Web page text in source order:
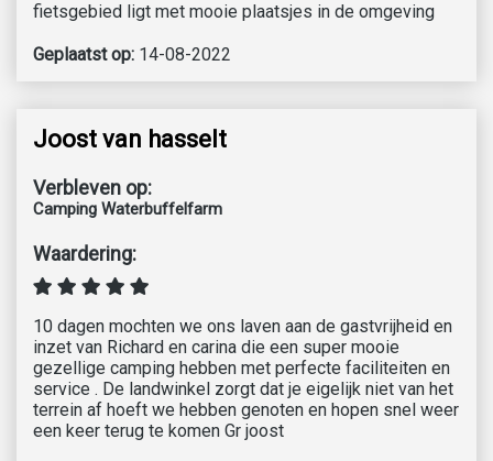
fietsgebied ligt met mooie plaatsjes in de omgeving
Geplaatst op: 14-08-2022
Joost van hasselt
Verbleven op:
Camping Waterbuffelfarm
Waardering:
10 dagen mochten we ons laven aan de gastvrijheid en
inzet van Richard en carina die een super mooie
gezellige camping hebben met perfecte faciliteiten en
service . De landwinkel zorgt dat je eigelijk niet van het
terrein af hoeft we hebben genoten en hopen snel weer
een keer terug te komen Gr joost